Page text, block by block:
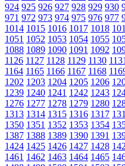
924 925 926 927 928 929 930
971 972 973 974 975 976 977
1014 1015 1016 1017 1018
1051 1052 1053 1054 1055
1088 1089 1090 1091 1092
1126 1127 1128 1129 1130 1131
1164 1165 1166 1167 1168
1202 1203 1204 1205 1206
1239 1240 1241 1242 1243
1276 1277 1278 1279 1280
1313 1314 1315 1316 1317
1350 1351 1352 1353 1354
1387 1388 1389 1390 1391
1424 1425 1426 1427 1428
1461 1462 1463 1464 1465